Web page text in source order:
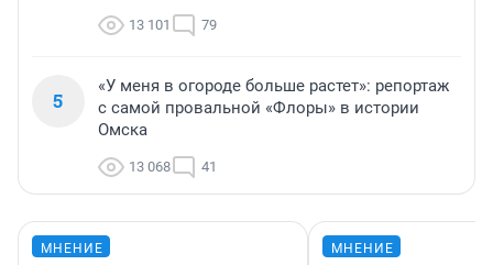
13 101 79
5
«У меня в огороде больше растет»: репортаж
с самой провальной «Флоры» в истории
Омска
13 068 41
МНЕНИЕ МНЕНИЕ